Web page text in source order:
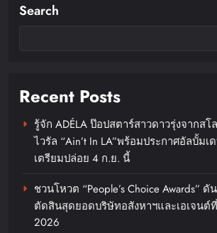
เบอร์แทรม คว้ารางวั
Minister’s Export
สาขา Best Thai
สำเร็จของแบรนด์เซีย
Search
Recent Posts
รู้จัก ADÉLA ป๊อปสตาร์สาวดาวรุ่งจากสโ
ไวรัล “Ain’t In LA”พร้อมประกาศอัลบั้มเ
เตรียมปล่อย 4 ก.ย. นี้
ชวนโหวต “People’s Choice Awards”
ตัดสินสุดยอดบริษัทอสังหาฯและเอเจน
2026